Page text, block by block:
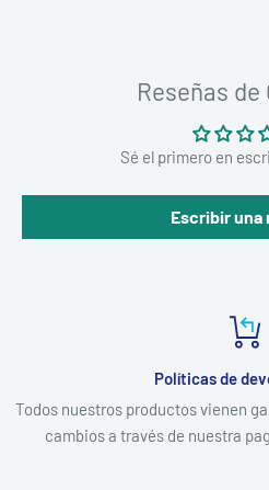
Reseñas
Sé el primero en
Escribir una
Políticas de
Todos nuestros productos vienen
cambios a través de nuestra